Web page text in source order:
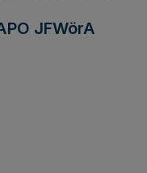
JFWörA